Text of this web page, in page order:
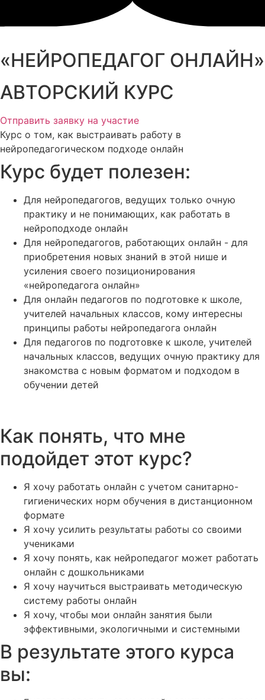
«НЕЙРОПЕДАГОГ ОНЛАЙН»
АВТОРСКИЙ КУРС
Отправить заявку на участие
Курс о том, как выстраивать работу в
нейропедагогическом подходе онлайн
Курс будет полезен:
Для нейропедагогов, ведущих только очную
практику и не понимающих, как работать в
нейроподходе онлайн
Для нейропедагогов, работающих онлайн - для
приобретения новых знаний в этой нише и
усиления своего позиционирования
«нейропедагога онлайн»
Для онлайн педагогов по подготовке к школе,
учителей начальных классов, кому интересны
принципы работы нейропедагога онлайн
Для педагогов по подготовке к школе, учителей
начальных классов, ведущих очную практику для
знакомства с новым форматом и подходом в
обучении детей
Как понять, что мне
подойдет этот курс?
Я хочу работать онлайн с учетом санитарно-
гигиенических норм обучения в дистанционном
формате
Я хочу усилить результаты работы со своими
учениками
Я хочу понять, как нейропедагог может работать
онлайн с дошкольниками
Я хочу научиться выстраивать методическую
систему работы онлайн
Я хочу, чтобы мои онлайн занятия были
эффективными, экологичными и системными
В результате этого курса
вы: